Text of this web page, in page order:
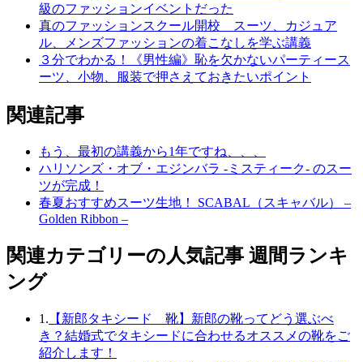
級のファッションイベントだった
真のファッションスクール開校 スーツ、カジュア
ル、メンズファッションの着こなしを学ぶ講義
３分でわかる！《男性編》恥を欠かないパーティース
ーツ、小物、服装で押さえておきたいポイント
関連記事
もう、最初の講義から1年ですね、、、
ハリソンズ・オブ・エジンバラ -ミスティーク- のスー
ツが完成！
春夏おすすめスーツ生地！ SCABAL（スキャバル） –
Golden Ribbon –
関連カテゴリーの人気記事 週間ランキ
ング
1. 【新郎タキシード 靴】新郎の靴ってどう選ぶべ
き？結婚式でタキシードに合わせるオススメの靴をご
紹介します！